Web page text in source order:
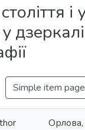
і
дзеркалі
Simple item page
Орлова,